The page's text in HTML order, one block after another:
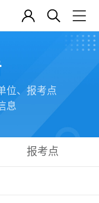
位、报考点
息
报考点